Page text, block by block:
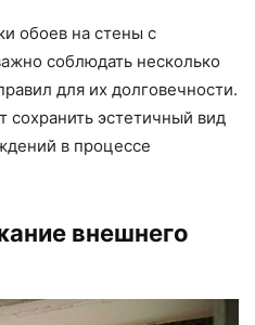
обоев на стены с
соблюдать несколько
для их долговечности.
эстетичный вид
в процессе
внешнего